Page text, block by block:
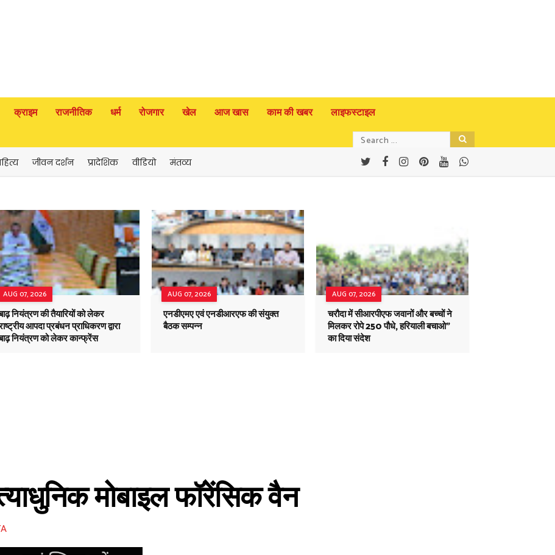
क्राइम राजनीतिक धर्म रोजगार खेल आज खास काम की खबर लाइफस्टाइल
जीवन दर्शन प्रादेशिक वीडियो मंतव्य
AUG 07, 2026
नियंत्रण की तैयारियों को लेकर
आपदा प्रबंधन प्राधिकरण द्वारा
नियंत्रण को लेकर कान्फ्रेंस
AUG 07, 2026
एनडीएमए एवं एनडीआरएफ की संयुक्त
बैठक सम्पन्न
AUG 07, 2026
चरौदा में सीआरपीएफ जवानों और बच्चों ने
मिलकर रोपे 250 पौधे, हरियाली बचाओ"
का दिया संदेश
मोबाइल फॉरेंसिक वैन